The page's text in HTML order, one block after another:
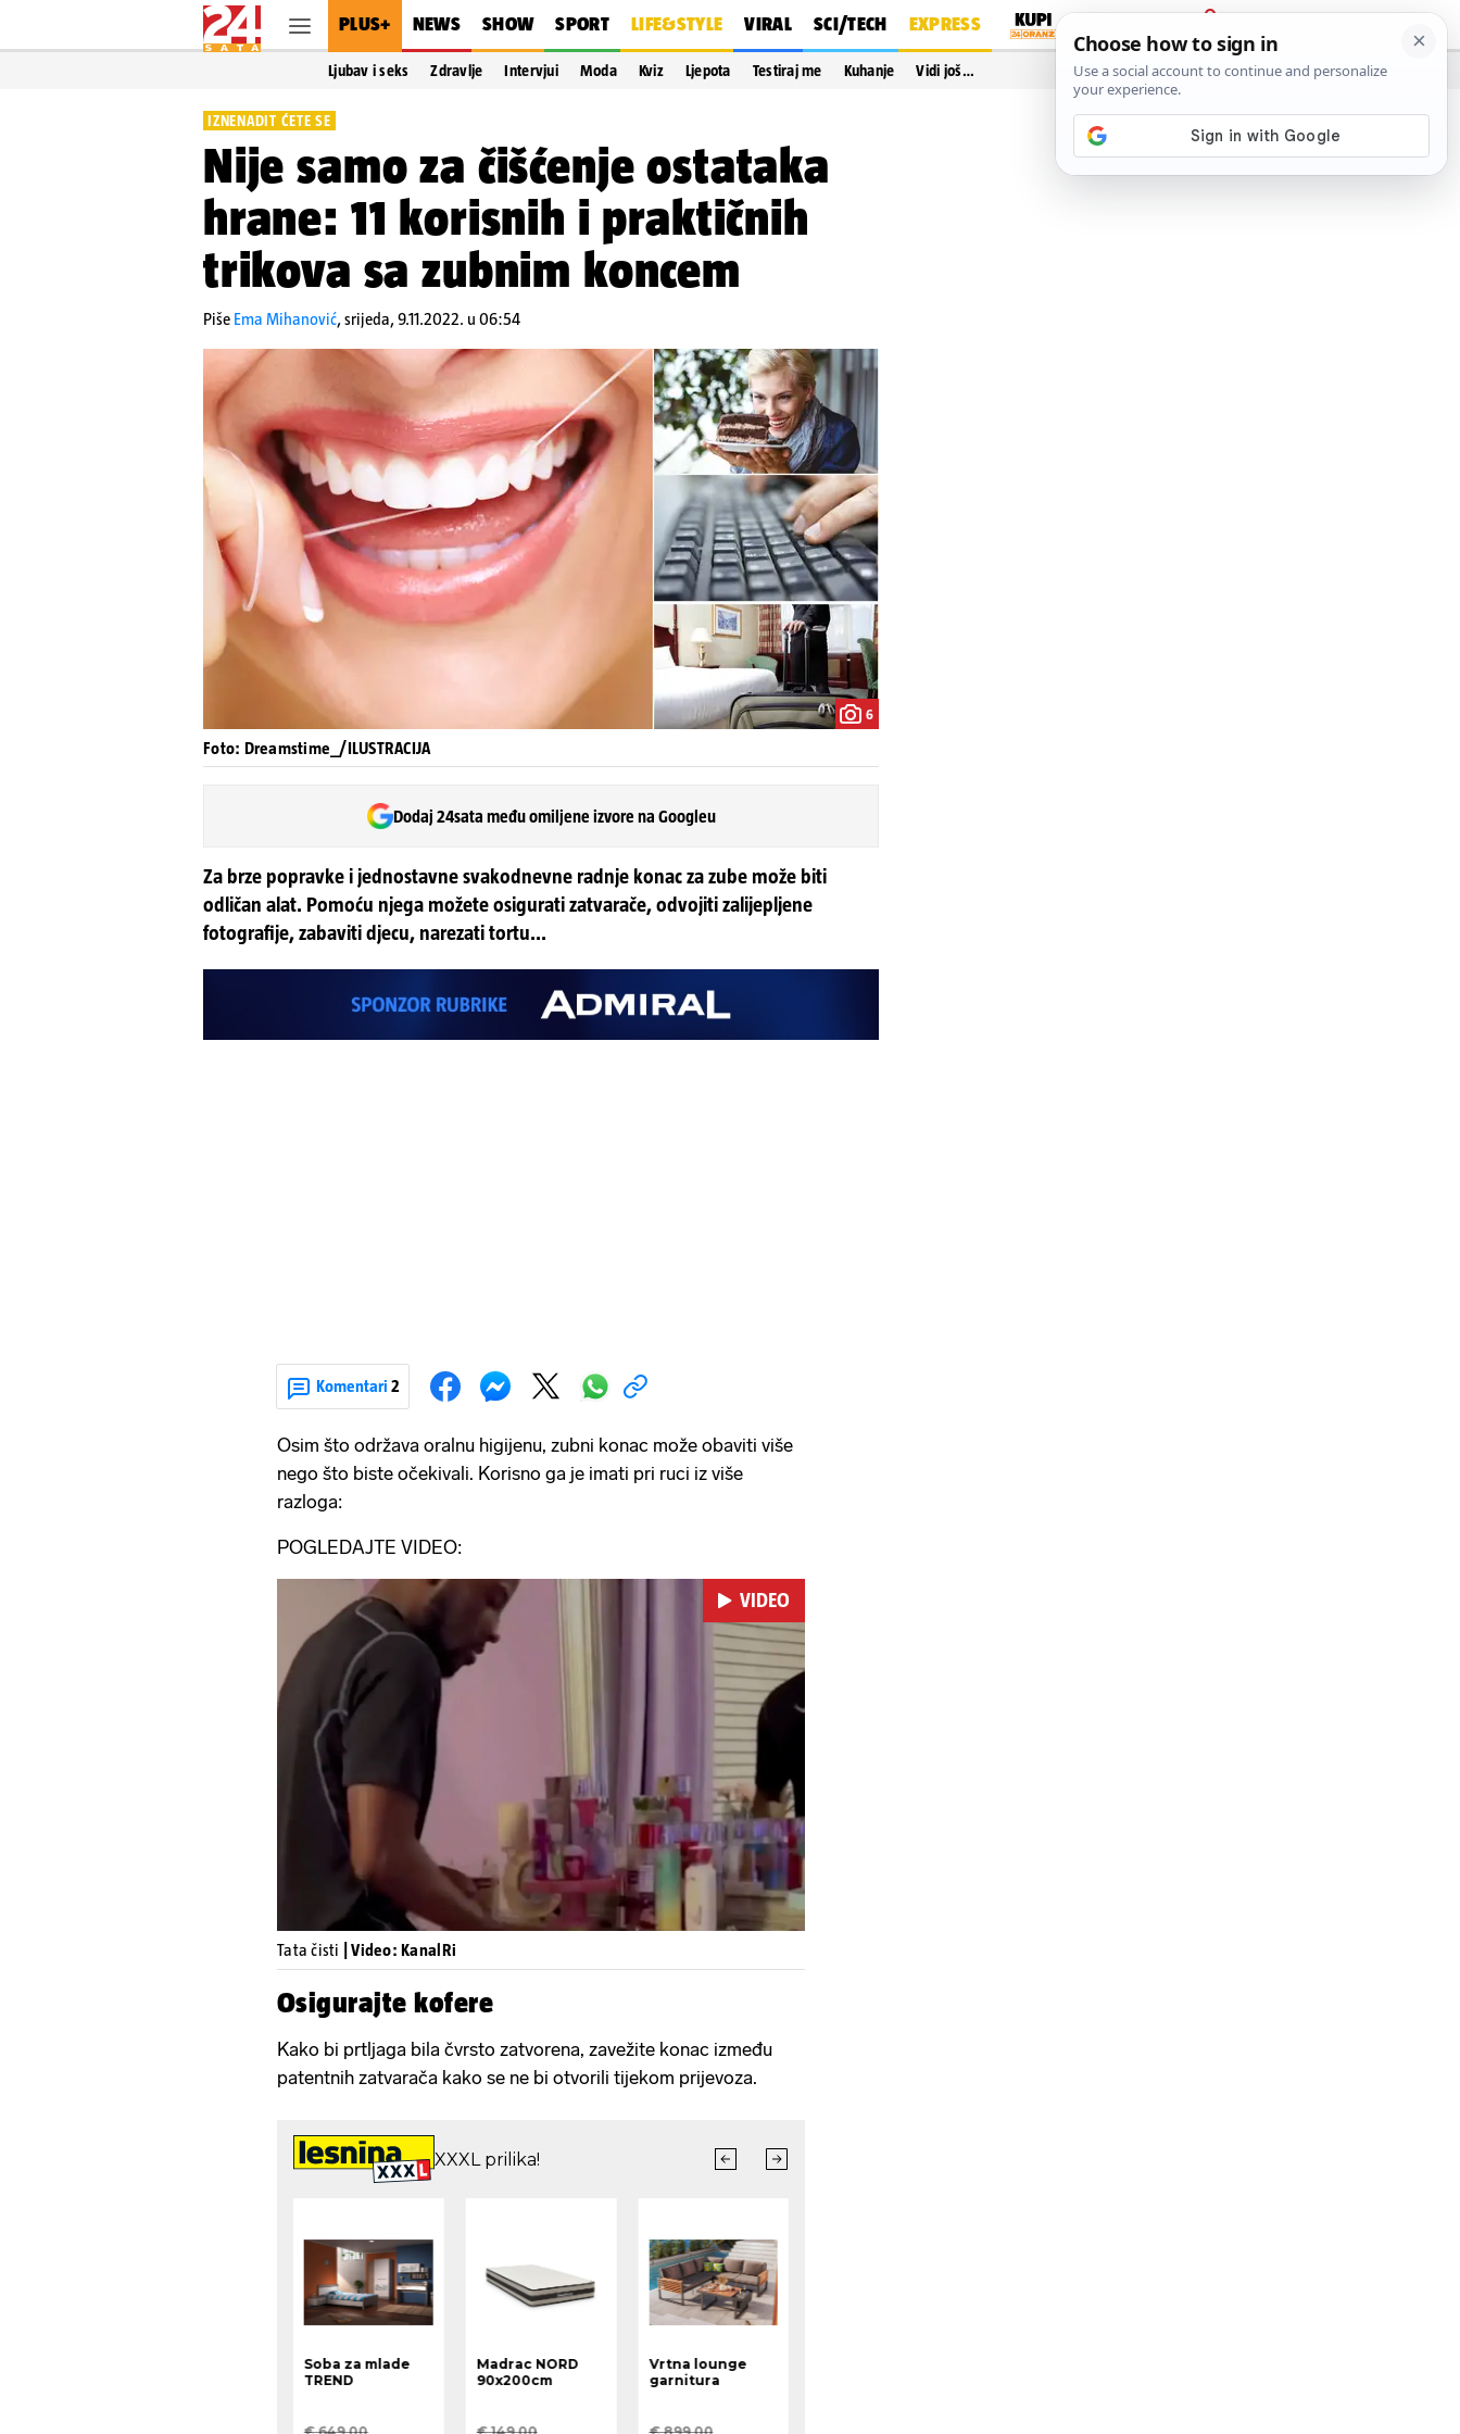
PLUS+ NEWS SHOW SPORT LIFE&STYLE VIRAL SCI/TECH EXPRESS
PRIJAVA
Ljubav i seks Zdravlje Intervjui Moda Kviz Ljepota Testiraj me Kuhanje Vidi još…
IZNENADIT ĆETE SE
Nije samo za čišćenje ostataka
hrane: 11 korisnih i praktičnih
trikova sa zubnim koncem
Piše Ema Mihanović,srijeda, 9.11.2022. u 06:54
6
Foto: Dreamstime_/ILUSTRACIJA
Dodaj 24sata među omiljene izvore na Googleu
Za brze popravke i jednostavne svakodnevne radnje konac za zube može biti
odličan alat. Pomoću njega možete osigurati zatvarače, odvojiti zalijepljene
fotografije, zabaviti djecu, narezati tortu...
Komentari 2
Osim što održava oralnu higijenu, zubni konac može obaviti više
nego što biste očekivali. Korisno ga je imati pri ruci iz više
razloga:
POGLEDAJTE VIDEO:
VIDEO
Tata čisti | Video: KanalRi
Osigurajte kofere
Kako bi prtljaga bila čvrsto zatvorena, zavežite konac između
patentnih zatvarača kako se ne bi otvorili tijekom prijevoza.